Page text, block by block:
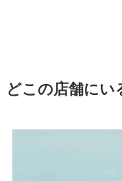
どこの店舗にい